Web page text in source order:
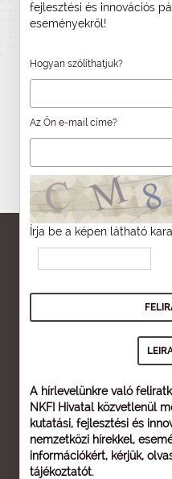
fejlesztési és innovációs
eseményekről!
Hogyan szólíthatjuk?
Az Ön e-mail címe?
Írja be a képen látható
A hírlevelünkre való
NKFI Hivatal közvetlenül
kutatási, fejlesztési és
nemzetközi hírekkel,
információkért, kérjük,
tájékoztatót.